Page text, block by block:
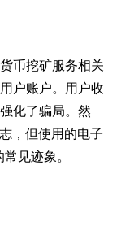
币挖矿服务相关
户账户。用户收
化了骗局。然
，但使用的电子
见迹象。